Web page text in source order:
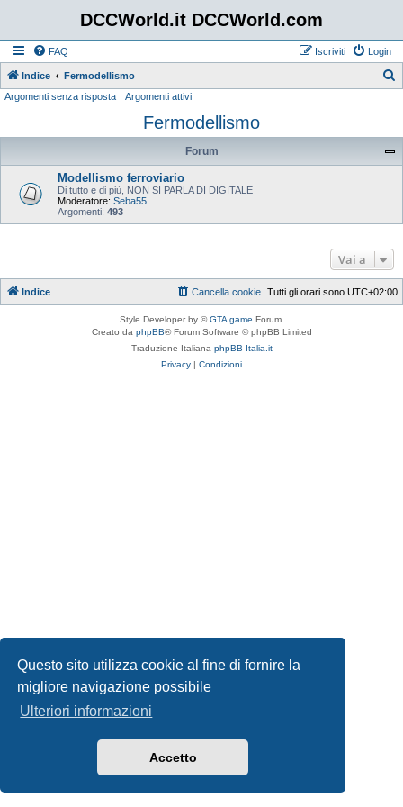
Questo sito utilizza cookie al fine di fornire la
migliore navigazione possibile
Ulteriori informazioni
Accetto
DCCWorld.it DCCWorld.com
FAQ Login
Iscriviti
Indice Fermodellismo
c
Argomenti senza risposta Argomenti attivi
Fermodellismo
Forum
Modellismo ferroviario
Di tutto e di più, NON SI PARLA DI DIGITALE
Moderatore: Seba55
Argomenti: 493
Vai a
Indice Tutti gli orari sono UTC+02:00
Cancella cookie
Style Developer by ©GTA game Forum.
Creato da phpBB® Forum Software © phpBB Limited
Traduzione Italiana phpBB-Italia.it
Privacy | Condizioni